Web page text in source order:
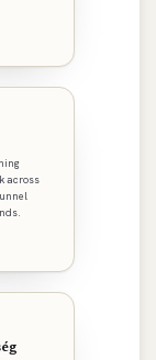
across